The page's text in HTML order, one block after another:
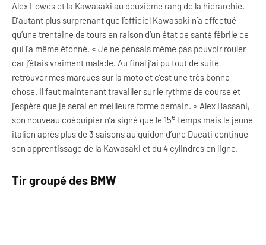
Alex Lowes et la Kawasaki au deuxième rang de la hiérarchie.
D’autant plus surprenant que l’officiel Kawasaki n’a effectué
qu’une trentaine de tours en raison d’un état de santé fébrile ce
qui l’a même étonné. « Je ne pensais même pas pouvoir rouler
car j’étais vraiment malade. Au final j’ai pu tout de suite
retrouver mes marques sur la moto et c’est une très bonne
chose. Il faut maintenant travailler sur le rythme de course et
j’espère que je serai en meilleure forme demain. » Alex Bassani,
son nouveau coéquipier n’a signé que le 15e temps mais le jeune
italien après plus de 3 saisons au guidon d’une Ducati continue
son apprentissage de la Kawasaki et du 4 cylindres en ligne.
Tir groupé des BMW